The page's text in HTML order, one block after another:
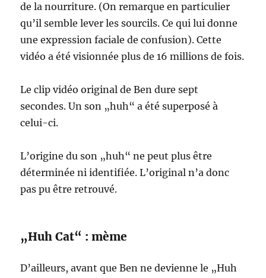
de la nourriture. (On remarque en particulier
qu’il semble lever les sourcils. Ce qui lui donne
une expression faciale de confusion). Cette
vidéo a été visionnée plus de 16 millions de fois.
Le clip vidéo original de Ben dure sept
secondes. Un son „huh“ a été superposé à
celui-ci.
L’origine du son „huh“ ne peut plus être
déterminée ni identifiée. L’original n’a donc
pas pu être retrouvé.
„Huh Cat“ : mème
D’ailleurs, avant que Ben ne devienne le „Huh